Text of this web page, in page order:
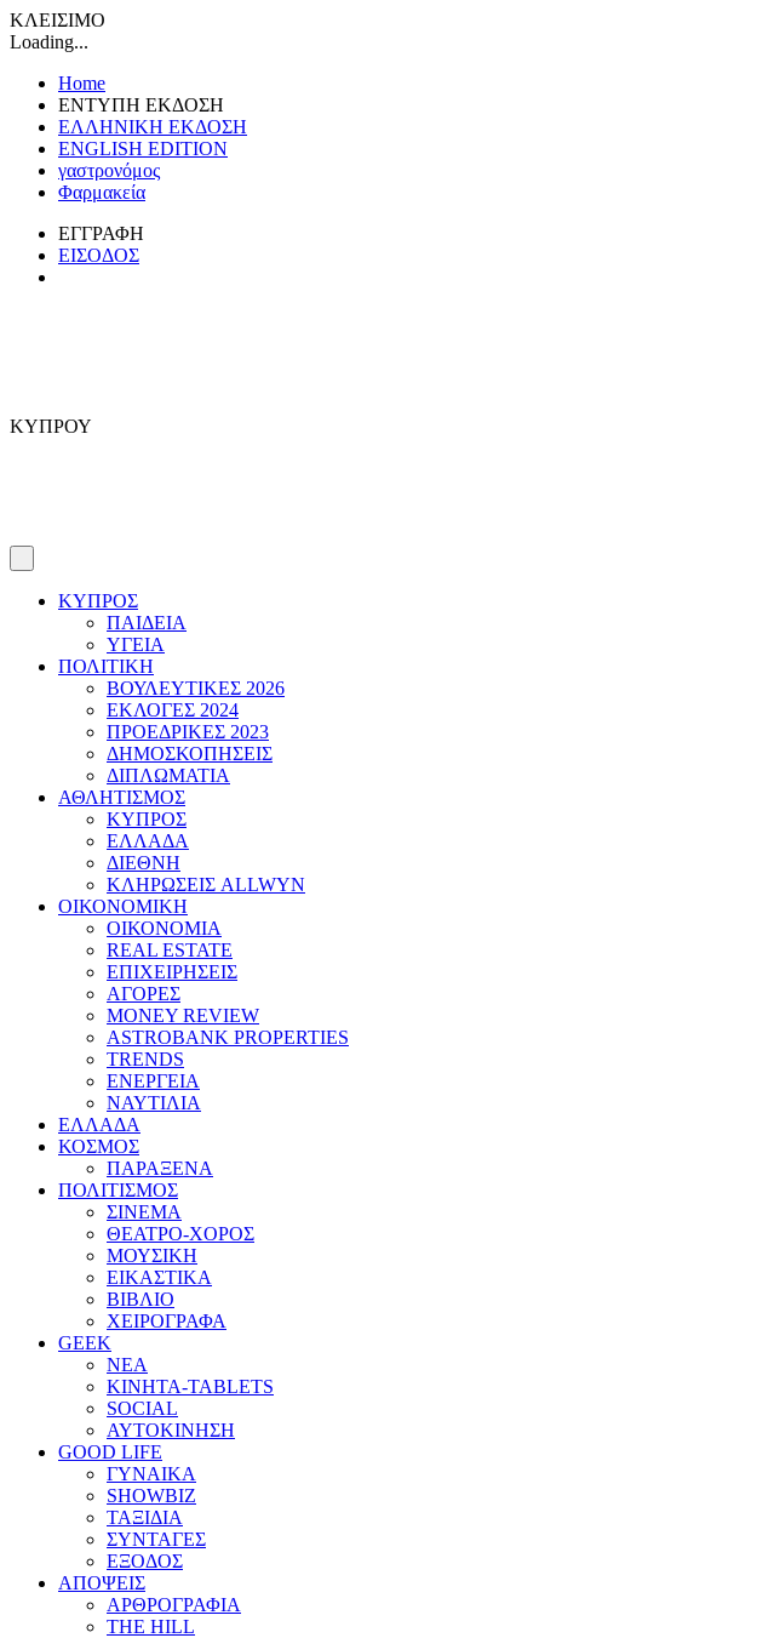
ΚΛΕΙΣΙΜΟ
Loading...
Home
ΕΝΤΥΠΗ ΕΚΔΟΣΗ
ΕΛΛΗΝΙΚΗ ΕΚΔΟΣΗ
ENGLISH EDITION
γαστρονόμος
Φαρμακεία
ΕΓΓΡΑΦΗ
ΕΙΣΟΔΟΣ
ΚΥΠΡΟΥ
ΚΥΠΡΟΣ
ΠΑΙΔΕΙΑ
ΥΓΕΙΑ
ΠΟΛΙΤΙΚΗ
ΒΟΥΛΕΥΤΙΚΕΣ 2026
ΕΚΛΟΓΕΣ 2024
ΠΡΟΕΔΡΙΚΕΣ 2023
ΔΗΜΟΣΚΟΠΗΣΕΙΣ
ΔΙΠΛΩΜΑΤΙΑ
ΑΘΛΗΤΙΣΜΟΣ
ΚΥΠΡΟΣ
ΕΛΛΑΔΑ
ΔΙΕΘΝΗ
ΚΛΗΡΩΣΕΙΣ ALLWYN
ΟΙΚΟΝΟΜΙΚΗ
ΟΙΚΟΝΟΜΙΑ
REAL ESTATE
ΕΠΙΧΕΙΡΗΣΕΙΣ
ΑΓΟΡΕΣ
MONEY REVIEW
ASTROBANK PROPERTIES
TRENDS
ΕΝΕΡΓΕΙΑ
ΝΑΥΤΙΛΙΑ
ΕΛΛΑΔΑ
ΚΟΣΜΟΣ
ΠΑΡΑΞΕΝΑ
ΠΟΛΙΤΙΣΜΟΣ
ΣΙΝΕΜΑ
ΘΕΑΤΡΟ-ΧΟΡΟΣ
ΜΟΥΣΙΚΗ
ΕΙΚΑΣΤΙΚΑ
ΒΙΒΛΙΟ
ΧΕΙΡΟΓΡΑΦΑ
GEEK
ΝΕΑ
ΚΙΝΗΤΑ-TABLETS
SOCIAL
ΑΥΤΟΚΙΝΗΣΗ
GOOD LIFE
ΓΥΝΑΙΚΑ
SHOWBIZ
ΤΑΞΙΔΙΑ
ΣΥΝΤΑΓΕΣ
ΕΞΟΔΟΣ
ΑΠΟΨΕΙΣ
ΑΡΘΡΟΓΡΑΦΙΑ
THE HILL